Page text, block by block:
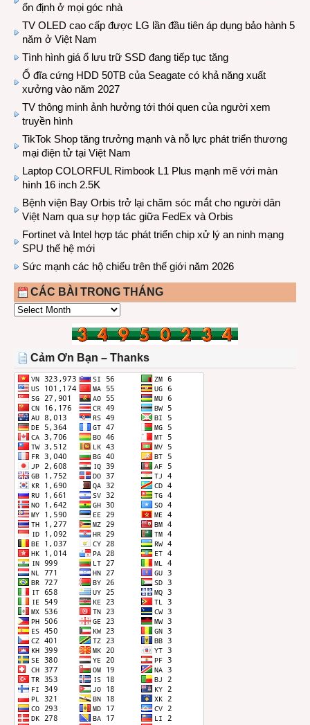
ổn định ở mọi góc nhà
TV OLED cao cấp được LG lần đầu tiên áp dụng bảo hành 5
năm ở Việt Nam
Tình hình giá ổ lưu trữ SSD đang tiếp tục tăng
Ổ đĩa cứng HDD 50TB của Seagate có khả năng xuất
xưởng vào năm 2027
TV thông minh ảnh hưởng tới thói quen của người xem
truyền hình
TikTok Shop tăng trưởng mạnh và nỗ lực phát triển thương
mại điện tử tại Việt Nam
Laptop COLORFUL Rimbook L1 Plus mạnh mẽ với màn
hình 16 inch 2.5K
Bệnh viện Bay Orbis trở lại chăm sóc mắt cho người dân
Việt Nam qua sự hợp tác giữa FedEx và Orbis
Fortinet và Intel hợp tác phát triển chip xử lý an ninh mạng
SPU thế hệ mới
Sức mạnh các hộ chiếu trên thế giới năm 2026
CÁC BÀI TRONG THÁNG
CÁC
THÁNG
Cảm Ơn Bạn – Thanks